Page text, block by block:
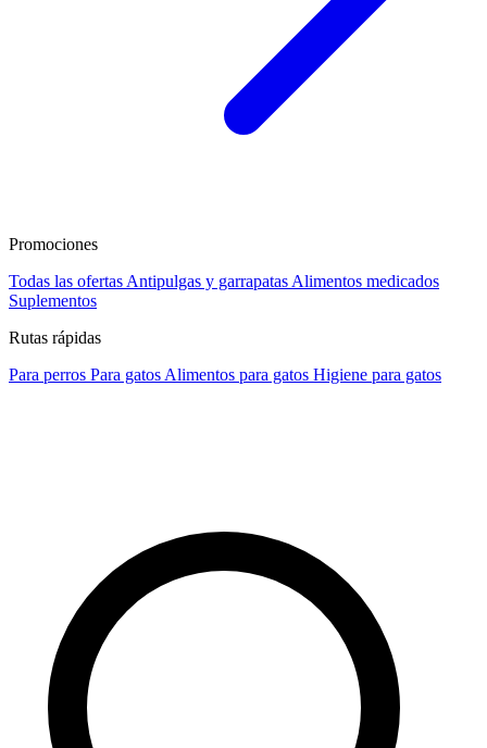
Promociones
Todas las ofertas Antipulgas y garrapatas Alimentos medicados
Suplementos
Rutas rápidas
Para perros Para gatos Alimentos para gatos Higiene para gatos